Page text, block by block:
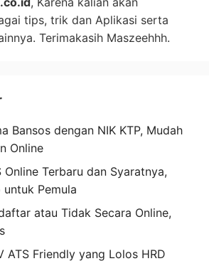
tips, trik dan Aplikasi serta
Terimakasih Maszeehhh.
Bansos dengan NIK KTP, Mudah
Online
Online Terbaru dan Syaratnya,
untuk Pemula
atau Tidak Secara Online,
ATS Friendly yang Lolos HRD